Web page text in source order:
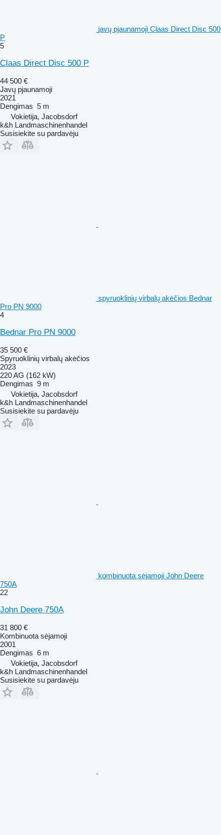
javų pjaunamoji Claas Direct Disc 500
P
5
Claas Direct Disc 500 P
44 500 €
Javų pjaunamoji
2021
Dengimas 5 m
Vokietija, Jacobsdorf
k&h Landmaschinenhandel
Susisiekite su pardavėju
spyruoklinių virbalų akėčios Bednar
Pro PN 9000
4
Bednar Pro PN 9000
35 500 €
Spyruoklinių virbalų akėčios
2023
220 AG (162 kW)
Dengimas 9 m
Vokietija, Jacobsdorf
k&h Landmaschinenhandel
Susisiekite su pardavėju
kombinuota sėjamoji John Deere
750A
22
John Deere 750A
31 800 €
Kombinuota sėjamoji
2001
Dengimas 6 m
Vokietija, Jacobsdorf
k&h Landmaschinenhandel
Susisiekite su pardavėju